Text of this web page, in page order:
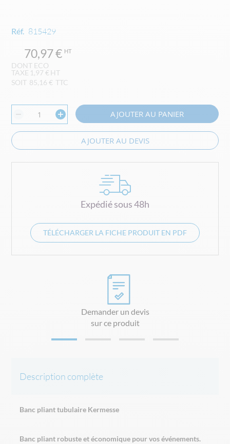
Réf. 815429
SOIT 85,16 € TTC
70,97 €
1,97 €
AJOUTER AU PANIER
AJOUTER AU DEVIS
Expédié sous 48h
TÉLÉCHARGER LA FICHE PRODUIT EN PDF
Skip
beginning
of
the
Demander un devis
sur ce produit
Description complète
Banc pliant tubulaire Kermesse
Banc pliant robuste et économique pour vos événements.